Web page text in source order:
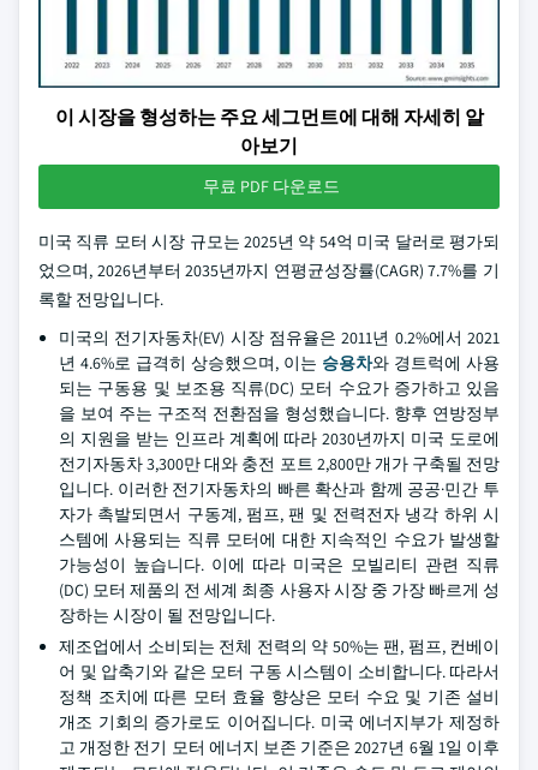
이 시장을 형성하는 주요 세그먼트에 대해 자세히 알
아보기
무료 PDF 다운로드
미국 직류 모터 시장 규모는 2025년 약 54억 미국 달러로 평가되
었으며, 2026년부터 2035년까지 연평균성장률(CAGR) 7.7%를 기
록할 전망입니다.
미국의 전기자동차(EV) 시장 점유율은 2011년 0.2%에서 2021
년 4.6%로 급격히 상승했으며, 이는 승용차와 경트럭에 사용
되는 구동용 및 보조용 직류(DC) 모터 수요가 증가하고 있음
을 보여 주는 구조적 전환점을 형성했습니다. 향후 연방정부
의 지원을 받는 인프라 계획에 따라 2030년까지 미국 도로에
전기자동차 3,300만 대와 충전 포트 2,800만 개가 구축될 전망
입니다. 이러한 전기자동차의 빠른 확산과 함께 공공·민간 투
자가 촉발되면서 구동계, 펌프, 팬 및 전력전자 냉각 하위 시
스템에 사용되는 직류 모터에 대한 지속적인 수요가 발생할
가능성이 높습니다. 이에 따라 미국은 모빌리티 관련 직류
(DC) 모터 제품의 전 세계 최종 사용자 시장 중 가장 빠르게 성
장하는 시장이 될 전망입니다.
제조업에서 소비되는 전체 전력의 약 50%는 팬, 펌프, 컨베이
어 및 압축기와 같은 모터 구동 시스템이 소비합니다. 따라서
정책 조치에 따른 모터 효율 향상은 모터 수요 및 기존 설비
개조 기회의 증가로도 이어집니다. 미국 에너지부가 제정하
고 개정한 전기 모터 에너지 보존 기준은 2027년 6월 1일 이후